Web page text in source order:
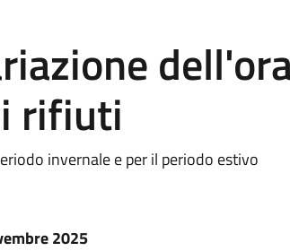
rifiuti
invernale e per il periodo estivo
2025